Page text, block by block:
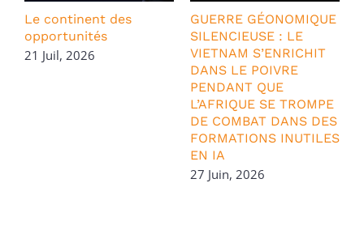
Le continent des
opportunités
21 Juil, 2026
GUERRE GÉONOMIQUE
SILENCIEUSE : LE
VIETNAM S’ENRICHIT
DANS LE POIVRE
PENDANT QUE
L’AFRIQUE SE TROMPE
DE COMBAT DANS DES
FORMATIONS INUTILES
EN IA
27 Juin, 2026